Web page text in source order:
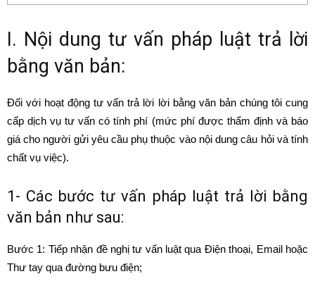
I. Nội dung tư vấn pháp luật trả lời
bằng văn bản:
Đối với hoạt động tư vấn trả lời lời bằng văn bản chúng tôi cung
cấp dịch vụ tư vấn có tính phí (mức phí được thẩm định và báo
giá cho người gửi yêu cầu phụ thuộc vào nội dung câu hỏi và tính
chất vụ việc).
1- Các bước tư vấn pháp luật trả lời bằng
văn bản như sau:
Bước 1: Tiếp nhận đề nghị tư vấn luật qua Điện thoại, Email hoặc
Thư tay qua đường bưu điện;